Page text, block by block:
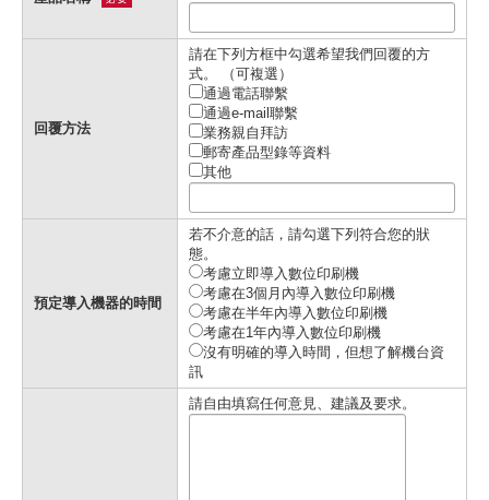
回覆方法
請在下列方框中勾選希望我們回覆的方
式。 （可複選）
通過電話聯繫
通過e-mail聯繫
業務親自拜訪
郵寄產品型錄等資料
其他
預定導入機器的時間
若不介意的話，請勾選下列符合您的狀
態。
考慮立即導入數位印刷機
考慮在3個月內導入數位印刷機
考慮在半年內導入數位印刷機
考慮在1年內導入數位印刷機
沒有明確的導入時間，但想了解機台資
訊
請自由填寫任何意見、建議及要求。